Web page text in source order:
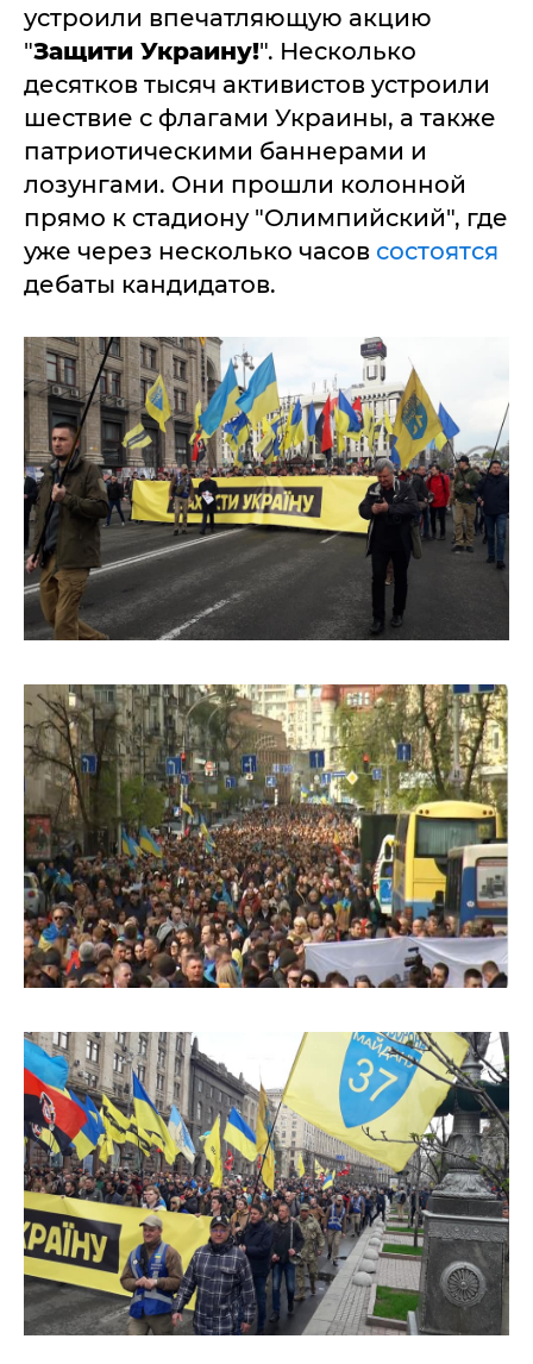
устроили впечатляющую акцию
"Защити Украину!". Несколько
десятков тысяч активистов устроили
шествие с флагами Украины, а также
патриотическими баннерами и
лозунгами. Они прошли колонной
прямо к стадиону "Олимпийский", где
уже через несколько часов состоятся
дебаты кандидатов.